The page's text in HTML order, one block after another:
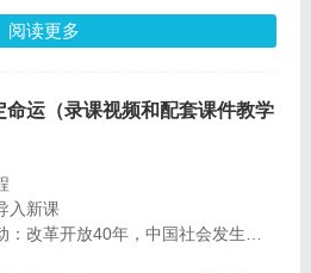
阅读更多
运（录课视频和配套课件教学
入新课
：改革开放40年，中国社会发生了